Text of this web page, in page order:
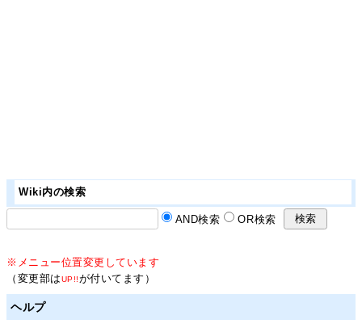
Wiki内の検索
AND検索 OR検索
※メニュー位置変更しています
（変更部はUP!!が付いてます）
ヘルプ